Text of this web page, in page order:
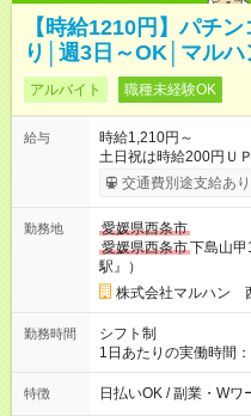
【時給1210円】パチ
り│週3日～OK│マル
アルバイト 職種未経験OK
給与
時給1,210円～
土日祝は時給200円Ｕ
は、時給1110円 ※22時以降時給
間なし
交通費別途支給あり
勤務地
愛媛県西条市
愛媛県西条市下島山
駅』）
株式会社マルハン
勤務時間
シフト制
1日あたりの実働時間
時間帯：8:00-17:00/16:00-1:00 詳しくは下記
番号へご連絡ください
特徴 日払いOK / 副業・Wワ